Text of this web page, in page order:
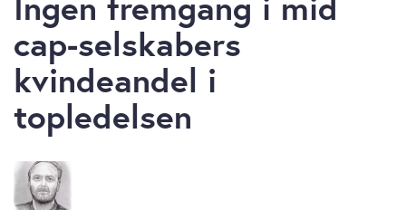
cap-selskabers
kvindeandel i
topledelsen